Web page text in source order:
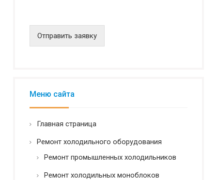
а
а
и
е
о
е
н
с
*
Отправить заявку
Меню сайта
Главная страница
Ремонт холодильного оборудования
Ремонт промышленных холодильников
Ремонт холодильных моноблоков